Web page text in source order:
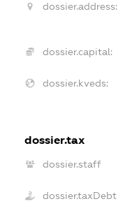
dossier.address:
dossier.capital:
dossier.kveds:
dossier.tax
dossier.staff
dossier.taxDebt